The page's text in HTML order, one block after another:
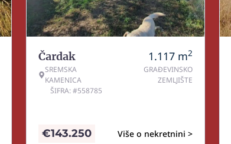
Čardak
SREMSKA
KAMENICA
ŠIFRA: #558785
1.117 m2
GRAĐEVINSKO
ZEMLJIŠTE
Više o nekretnini >
€143.250